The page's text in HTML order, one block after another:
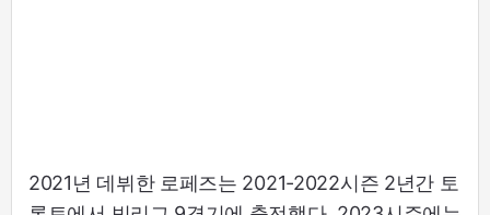
2021년 데뷔한 로페즈는 2021-2022시즌 2년간 토